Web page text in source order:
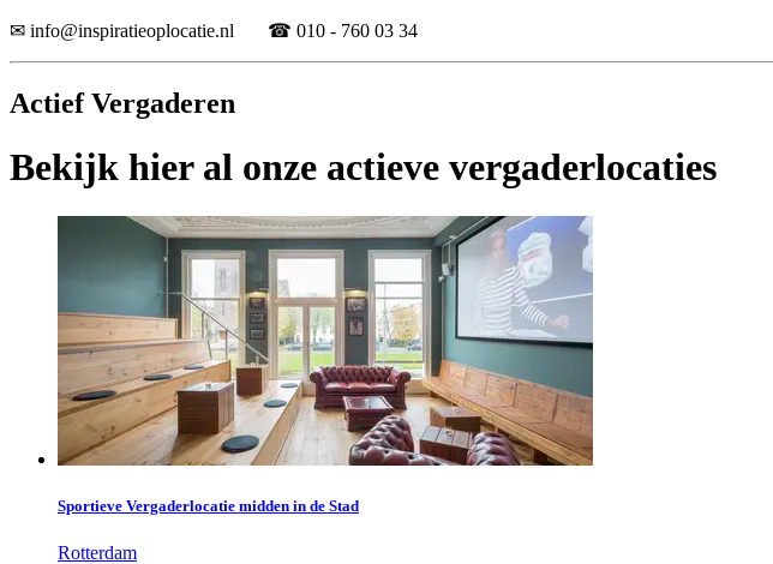
✉ info@inspiratieoplocatie.nl ☎ 010 - 760 03 34
Actief Vergaderen
Bekijk hier al onze actieve vergaderlocaties
Sportieve Vergaderlocatie midden in de Stad
Rotterdam